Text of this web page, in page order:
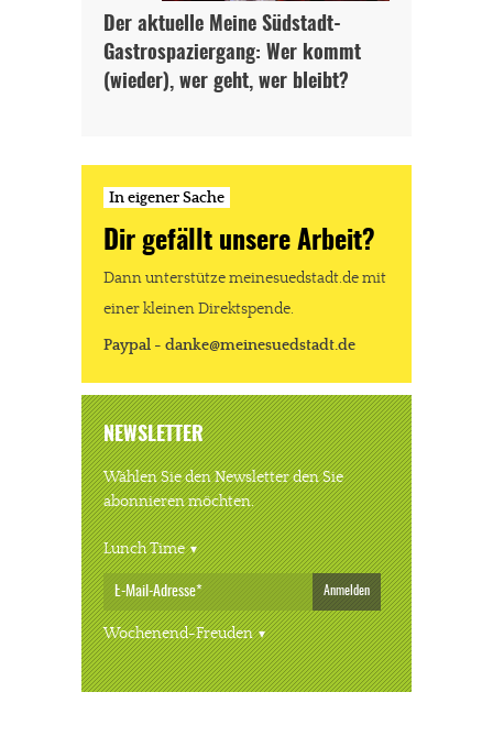
Der aktuelle Meine Südstadt-
Gastrospaziergang: Wer kommt
(wieder), wer geht, wer bleibt?
In eigener Sache
Dir gefällt unsere Arbeit?
Dann unterstütze meinesuedstadt.de mit
einer kleinen Direktspende.
Paypal - danke@meinesuedstadt.de
NEWSLETTER
Wählen Sie den Newsletter den Sie
abonnieren möchten.
Lunch Time
Anmelden
Wochenend-Freuden